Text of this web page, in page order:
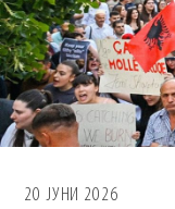
20 ЈУНИ 2026